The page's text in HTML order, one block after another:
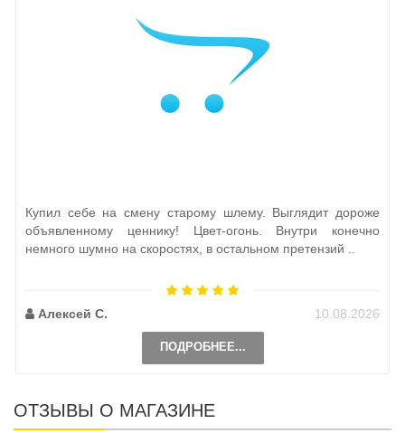
Купил себе на смену старому шлему. Выглядит дороже
объявленному ценнику! Цвет-огонь. Внутри конечно
немного шумно на скоростях, в остальном претензий ..
Алексей С. 10.08.2026
ПОДРОБНЕЕ...
ОТЗЫВЫ О МАГАЗИНЕ